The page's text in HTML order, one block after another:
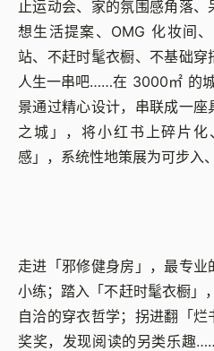
止运动会、家的氛围感角落
想生活提案、OMG 化妆间
站、不赶时髦衣橱、不基础穿
人生一串吧……在 3000㎡ 的
景通过精心设计，串联成一
之城」，将小红书上碎片
感」，系统性地策展为可步入
走进「邪修健身房」，最专
小练；踏入「不赶时髦衣橱」
自洽的穿衣哲学；拐进翻「
奖奖，发现阅读的另类乐趣